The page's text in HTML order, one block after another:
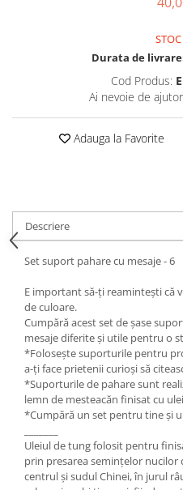
Durata de
Cod Produs:
Ai nevoie de
Adauga la Favorite
Descriere
Set suport pahare cu mesaje - 6
E important să-ți reamintești că
de culoare.
Cumpără acest set de șase
mesaje diferite și utile pentru o
*Folosește suporturile pentru
a-ți face prietenii curioși să
*Suporturile de pahare sunt
lemn de mesteacăn finisat cu
*Cumpără un set pentru tine și
Uleiul de tung folosit pentru
prin presarea semințelor nucilor
centrul și sudul Chinei, în jurul